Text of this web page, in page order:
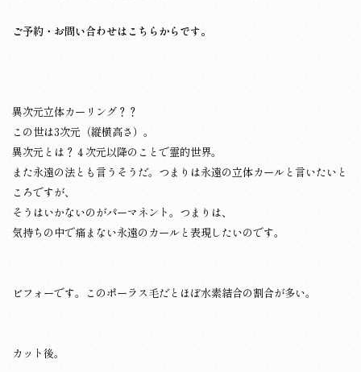
ご予約・お問い合わせはこちらからです。
異次元立体カーリング？？
この世は3次元（縦横高さ）。
異次元とは？４次元以降のことで霊的世界。
また永遠の法とも言うそうだ。つまりは永遠の立体カールと言いたいと
ころですが、
そうはいかないのがパーマネント。つまりは、
気持ちの中で痛まない永遠のカールと表現したいのです。
ビフォーです。このポーラス毛だとほぼ水素結合の割合が多い。
カット後。